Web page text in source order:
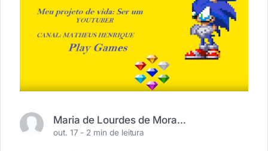
Maria de Lourdes de Moraes Pezzuol
out. 17 - 2 min de leitura